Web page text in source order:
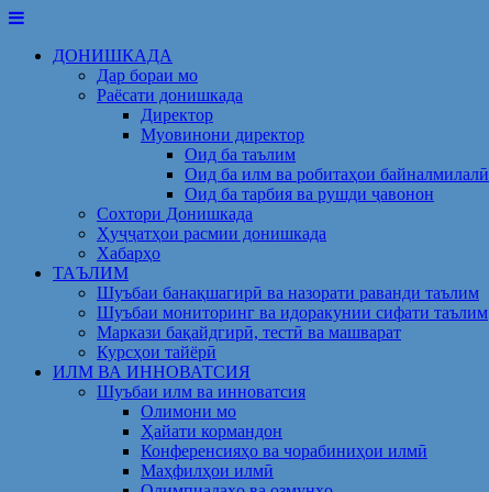
Skip
contentДОНИШКАДА
Дар бораи мо
Раёсати донишкада
Директор
Муовинони директор
Оид ба таълим
Оид ба илм ва робитаҳои байналмилалӣ
Оид ба тарбия ва рушди ҷавонон
Сохтори Донишкада
Ҳуҷҷатҳои расмии донишкада
Хабарҳо
ТАЪЛИМ
Шуъбаи банақшагирӣ ва назорати раванди таълим
Шуъбаи мониторинг ва идоракунии сифати таълим
Маркази бақайдгирӣ, тестӣ ва машварат
Курсҳои тайёрӣ
ИЛМ ВА ИННОВАТСИЯ
Шуъбаи илм ва инноватсия
Олимони мо
Ҳайати кормандон
Конференсияҳо ва чорабиниҳои илмӣ
Маҳфилҳои илмӣ